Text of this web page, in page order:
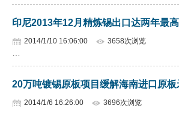
印尼2013年12月精炼锡出口达两年最高
2014/1/10 16:06:00 3658次浏览
20万吨镀锡原板项目缓解海南进口原板
2014/1/6 16:26:00 3696次浏览